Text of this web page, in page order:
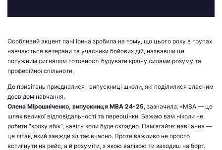
Особливий акцент пані Ірина зробила на тому, що цього року в групах
навчаються ветерани та учасники бойових дій, назвавши це
потужним сигналом готовності будувати країну силами розуму та
професійної спільноти.
До привітань приєдналися і випускниці школи, які поділилися власним
досвідом навчання.
Олена Мірошніченко, випускниця МВА 24-25, зазначила: «МВА — це
шлях великої відповідальності та переоцінки. Бажаю вам ніколи не
робити "кроку вбік", навіть коли буде складно. Пам’ятайте: навчання —
це літак, який завжди злітає вчасно. Проте важливо не просто
встигнути на рейс, а й розуміти, з якою валізою ти заходиш на борт.